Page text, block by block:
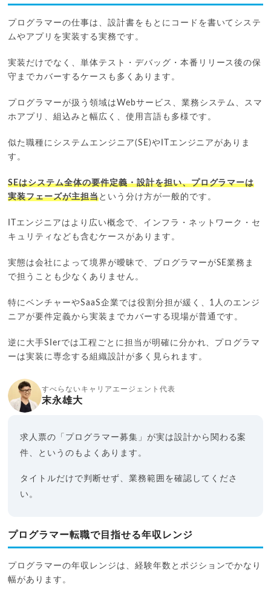
プログラマーの仕事は、設計書をもとにコードを書いてシステ
ムやアプリを実装する実務です。
実装だけでなく、単体テスト・デバッグ・本番リリース後の保
守までカバーするケースも多くあります。
プログラマーが扱う領域はWebサービス、業務システム、スマ
ホアプリ、組込みと幅広く、使用言語も多様です。
似た職種にシステムエンジニア(SE)やITエンジニアがありま
す。
SEはシステム全体の要件定義・設計を担い、プログラマーは
実装フェーズが主担当という分け方が一般的です。
ITエンジニアはより広い概念で、インフラ・ネットワーク・セ
キュリティなども含むケースがあります。
実態は会社によって境界が曖昧で、プログラマーがSE業務ま
で担うことも少なくありません。
特にベンチャーやSaaS企業では役割分担が緩く、1人のエンジ
ニアが要件定義から実装までカバーする現場が普通です。
逆に大手SIerでは工程ごとに担当が明確に分かれ、プログラマ
ーは実装に専念する組織設計が多く見られます。
すべらないキャリアエージェント代表
末永雄大
求人票の「プログラマー募集」が実は設計から関わる案
件、というのもよくあります。
タイトルだけで判断せず、業務範囲を確認してくださ
い。
プログラマー転職で目指せる年収レンジ
プログラマーの年収レンジは、経験年数とポジションでかなり
幅があります。